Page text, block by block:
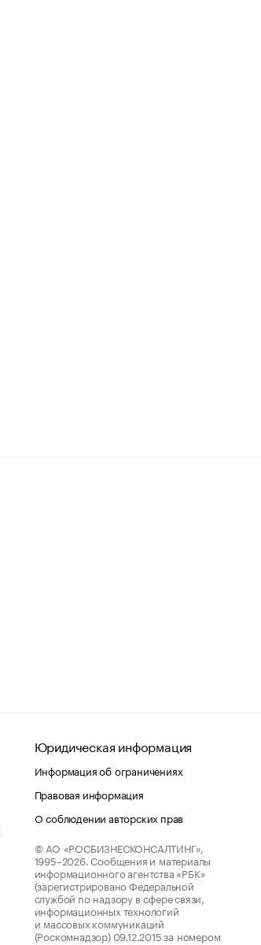
Юридическая информация
Информация об ограничениях
Правовая информация
О соблюдении авторских прав
© АО «РОСБИЗНЕСКОНСАЛТИНГ»,
1995–2026. Сообщения и материалы
информационного агентства «РБК»
(зарегистрировано Федеральной
службой по надзору в сфере связи,
информационных технологий
и массовых коммуникаций
(Роскомнадзор) 09.12.2015 за номером